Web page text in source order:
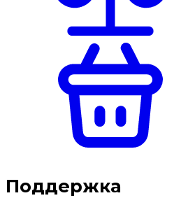
Поддержка